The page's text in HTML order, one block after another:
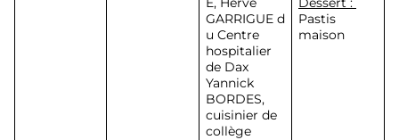
GARRIGUE d
u Centre
hospitalier
de Dax
Yannick
BORDES,
cuisinier de
collège
Pastis
maison